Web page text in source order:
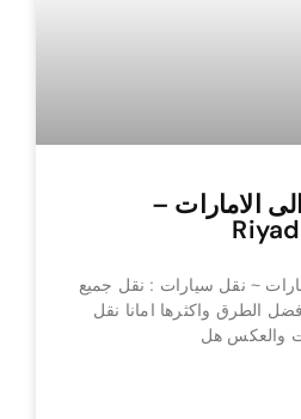
الامارات –
~ نقل سيارات : نقل جميع
الطرق واكثرها امانا نقل
والعكس هل